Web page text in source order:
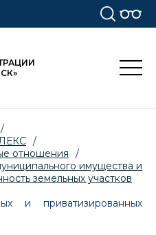
/
/
отношения
/
имущества и
земельных участков
и приватизированных